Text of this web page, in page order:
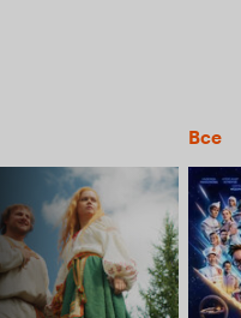
Все